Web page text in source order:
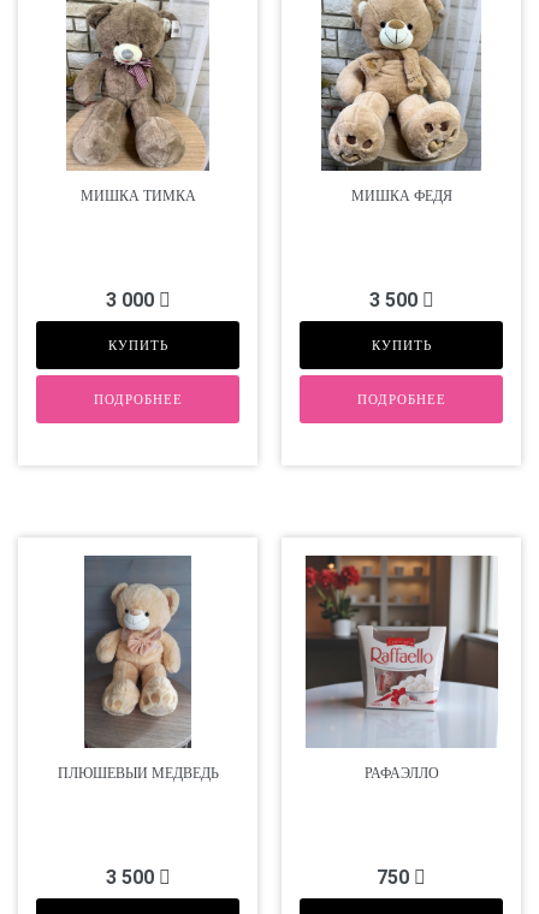
МИШКА ТИМКА
3 000
КУПИТЬ
ПОДРОБНЕЕ
МИШКА ФЕДЯ
3 500
КУПИТЬ
ПОДРОБНЕЕ
ПЛЮШЕВЫЙ МЕДВЕДЬ
3 500
РАФАЭЛЛО
750